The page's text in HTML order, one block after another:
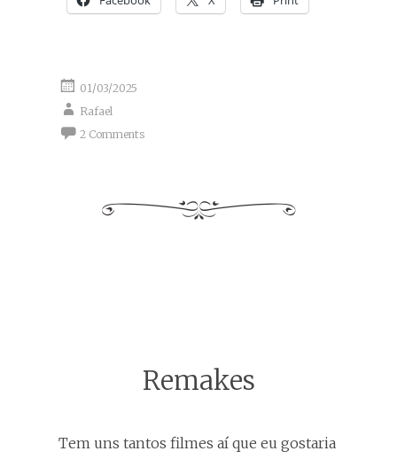
01/03/2025
Rafael
2 Comments
Remakes
Tem uns tantos filmes aí que eu gostaria